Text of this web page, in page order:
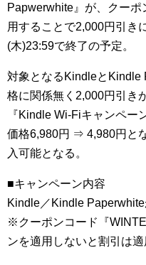
Papwerwhite』が、クー
用することで2,000円引き
(木)23:59で終了の予定。
対象となるKindleとKindle
格に関係無く2,000円引き
『Kindle Wi-Fiキャンペー
価格6,980円 ⇒ 4,980円と
入可能となる。
■キャンペーン内容
Kindle／Kindle
※クーポンコード『
ンを適用しないと割引は適